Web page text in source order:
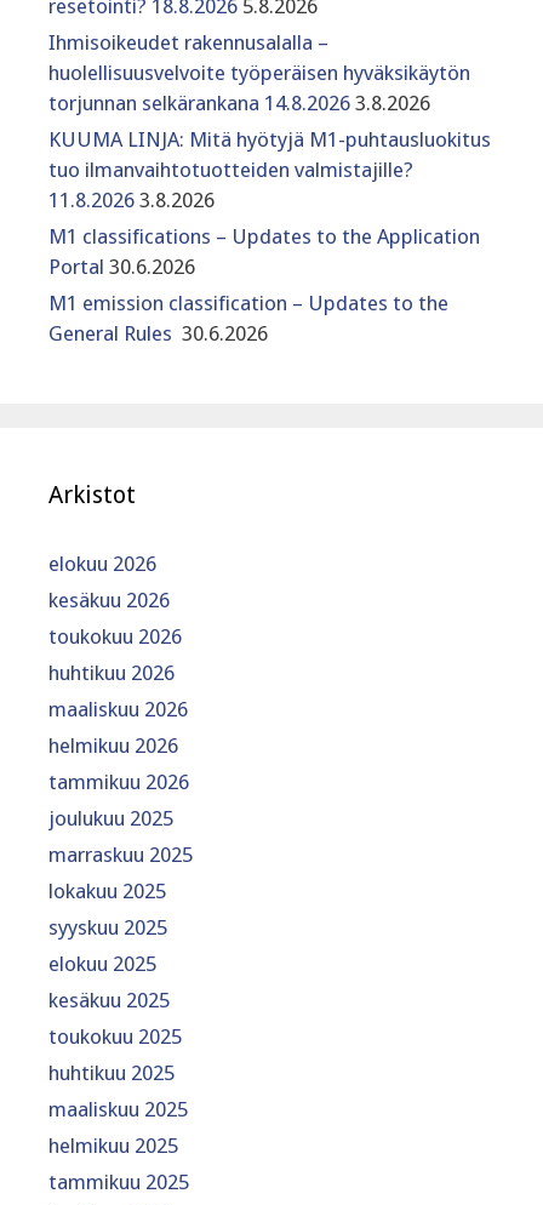
resetointi? 18.8.2026 5.8.2026
Ihmisoikeudet rakennusalalla –
huolellisuusvelvoite työperäisen hyväksikäytön
torjunnan selkärankana 14.8.2026 3.8.2026
KUUMA LINJA: Mitä hyötyjä M1-puhtausluokitus
tuo ilmanvaihtotuotteiden valmistajille?
11.8.2026 3.8.2026
M1 classifications – Updates to the Application
Portal 30.6.2026
M1 emission classification – Updates to the
General Rules 30.6.2026
Arkistot
elokuu 2026
kesäkuu 2026
toukokuu 2026
huhtikuu 2026
maaliskuu 2026
helmikuu 2026
tammikuu 2026
joulukuu 2025
marraskuu 2025
lokakuu 2025
syyskuu 2025
elokuu 2025
kesäkuu 2025
toukokuu 2025
huhtikuu 2025
maaliskuu 2025
helmikuu 2025
tammikuu 2025